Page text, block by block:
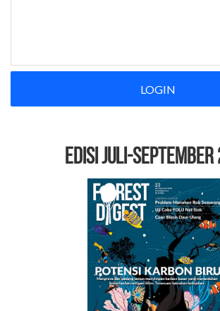
LOGIN
EDISI Juli-September